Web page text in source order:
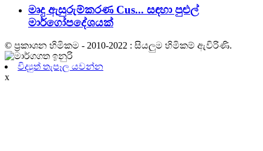
මෘදු ඇසුරුම්කරණ Cus... සඳහා පුළුල්
මාර්ගෝපදේශයක්
© ප්‍රකාශන හිමිකම - 2010-2022 : සියලුම හිමිකම් ඇවිරිණි.
විද්‍යුත් තැපෑල යවන්න
x